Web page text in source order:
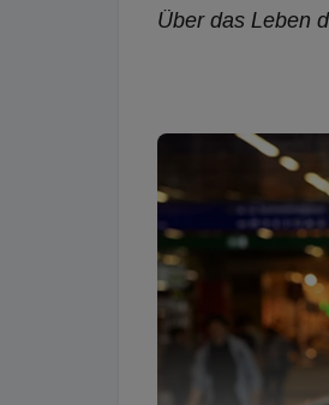
Über das Leben